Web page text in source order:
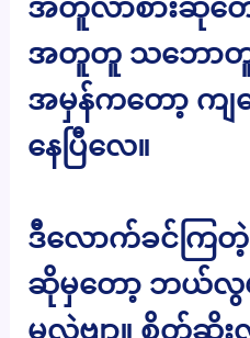
အတူလာစားဆိုတေ
အတူတူ သဘော
အမှန်ကတော့ ကျ
နေပြီလေ။
ဒီလောက်ခင်ကြ
ဆိုမှတော့ ဘယ်လွ
မလဲဗျာ။ စိတ်ဆိုး